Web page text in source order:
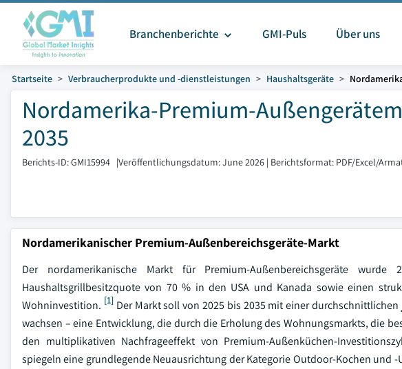
Branchenberichte GMI-Puls Über uns
Startseite Verbraucherprodukte und -dienstleistungen Haushaltsgeräte
Nordamerika-Premium-
2035
Berichts-ID: GMI15994 |Veröffentlichungsdatum: June 2026 | Berichtsformat: PDF/Excel/
Nordamerikanischer Premium-Außenbereichsgeräte-Markt
Der nordamerikanische Markt für Premium-Außenbereichsgeräte
Haushaltsgrillbesitzquote von 70 % in den USA und Kanada sowie einen
Wohninvestition. [1] Der Markt soll von 2025 bis 2035 mit einer durchschnittlichen
wachsen – eine Entwicklung, die durch die Erholung des Wohnungsmarkts, die
den multiplikativen Nachfrageeffekt von Premium-Außenküchen-
spiegeln eine grundlegende Neuausrichtung der Kategorie Outdoor-Kochen und